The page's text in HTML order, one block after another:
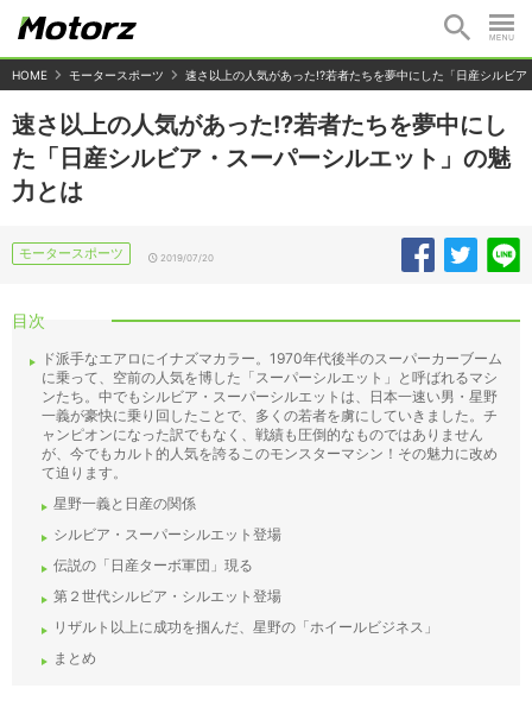
HOME モータースポーツ 速さ以上の人気があった!?若者たちを夢中にした「日産シルビ
速さ以上の人気があった!?若者たちを夢中にし
た「日産シルビア・スーパーシルエット」の魅
力とは
モータースポーツ 2019/07/20
目次
ド派手なエアロにイナズマカラー。1970年代後半のスーパーカーブーム
に乗って、空前の人気を博した「スーパーシルエット」と呼ばれるマシ
ンたち。中でもシルビア・スーパーシルエットは、日本一速い男・星野
一義が豪快に乗り回したことで、多くの若者を虜にしていきました。チ
ャンピオンになった訳でもなく、戦績も圧倒的なものではありません
が、今でもカルト的人気を誇るこのモンスターマシン！その魅力に改め
て迫ります。
星野一義と日産の関係
シルビア・スーパーシルエット登場
伝説の「日産ターボ軍団」現る
第２世代シルビア・シルエット登場
リザルト以上に成功を掴んだ、星野の「ホイールビジネス」
まとめ